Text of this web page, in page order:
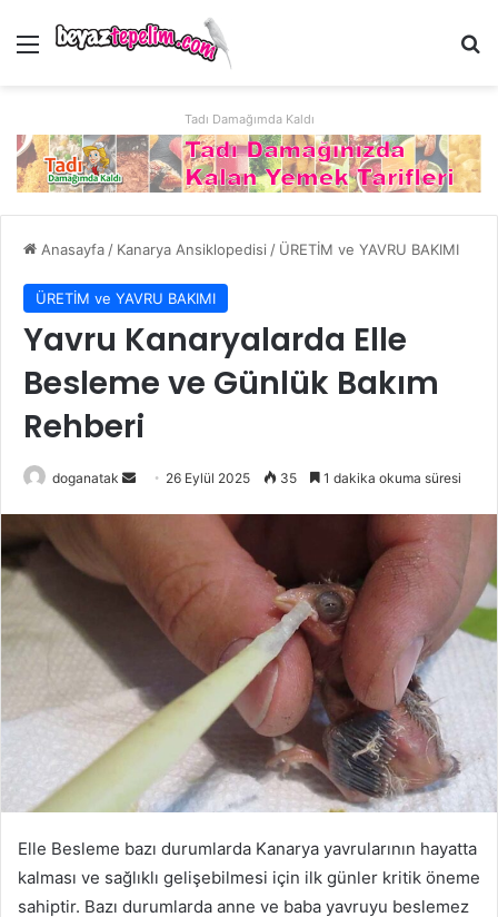
Menü
Tadı Damağımda Kaldı
Anasayfa / Kanarya Ansiklopedisi / ÜRETİM ve YAVRU BAKIMI
ÜRETİM ve YAVRU BAKIMI
Yavru Kanaryalarda Elle
Besleme ve Günlük Bakım
Rehberi
doganatak
Bir
26 Eylül 2025 35 1 dakika okuma süresi
Elle Besleme bazı durumlarda Kanarya yavrularının hayatta
kalması ve sağlıklı gelişebilmesi için ilk günler kritik öneme
sahiptir. Bazı durumlarda anne ve baba yavruyu beslemez